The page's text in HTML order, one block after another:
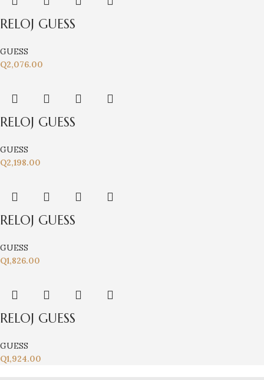
RELOJ GUESS
GUESS
Q2,076.00
RELOJ GUESS
GUESS
Q2,198.00
RELOJ GUESS
GUESS
Q1,826.00
RELOJ GUESS
GUESS
Q1,924.00